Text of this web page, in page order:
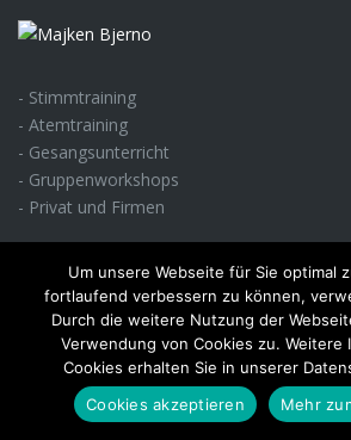
- Stimmtraining
- Atemtraining
- Gesangsunterricht
- Gruppenworkshops
- Privat und Firmen
2026 © Majken Bjerno. Alle Rechte
Datenschutz|Haftungsausschuss
Um unsere Webseite für Sie optimal
fortlaufend verbessern zu können,
Durch die weitere Nutzung der
Verwendung von Cookies zu. Weitere
Cookies erhalten Sie in unserer
Cookies akzeptieren
Mehr